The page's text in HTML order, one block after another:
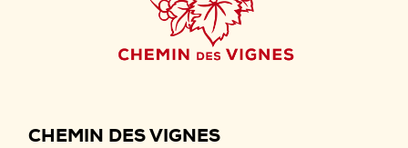
CHEMIN DES VIGNES